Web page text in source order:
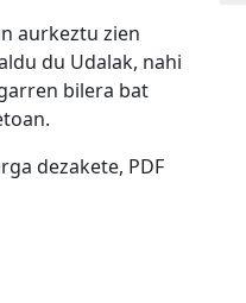
aurkeztu zien
du Udalak, nahi
bilera bat
dezakete, PDF